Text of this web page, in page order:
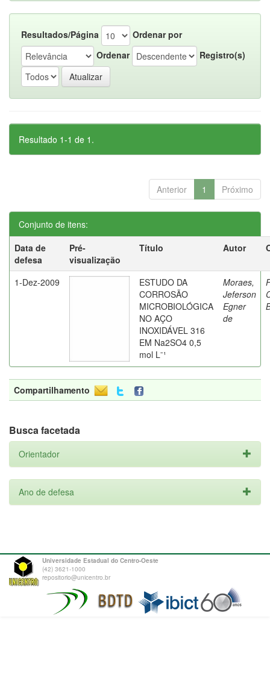
Resultados/Página
Ordenar por
Ordenar
Registro(s)
Resultado 1-1 de 1.
Anterior 1 Próximo
Conjunto de itens:
Data de
defesa
Pré-
visualização
Título Autor
1-Dez-2009
ESTUDO DA
CORROSÃO
MICROBIOLÓGICA
NO AÇO
INOXIDÁVEL 316
EM Na2SO4 0,5
mol Lˉ¹
Moraes,
Jeferson
Egner
de
Compartilhamento
Busca facetada
Orientador
Ano de defesa
Universidade Estadual do Centro-Oeste
(42) 3621-1000
repositorio@unicentro.br